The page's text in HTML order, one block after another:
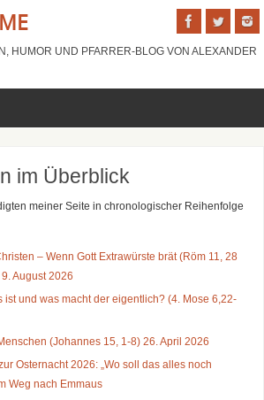
HUMOR UND PFARRER-BLOG VON ALEXANDER
im Überblick
meiner Seite in chronologischer Reihenfolge
– Wenn Gott Extrawürste brät (Röm 11, 28
August 2026
ist und was macht der eigentlich? (4. Mose 6,22-
(Johannes 15, 1-8) 26. April 2026
Osternacht 2026: „Wo soll das alles noch
Weg nach Emmaus